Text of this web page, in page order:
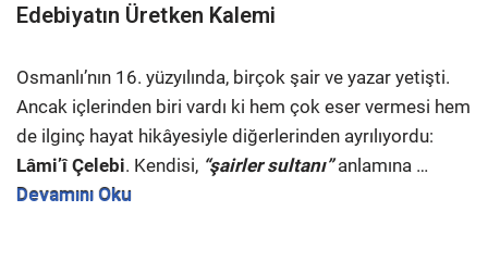
Edebiyatın Üretken Kalemi
Osmanlı’nın 16. yüzyılında, birçok şair ve yazar yetişti.
Ancak içlerinden biri vardı ki hem çok eser vermesi hem
de ilginç hayat hikâyesiyle diğerlerinden ayrılıyordu:
Lâmi’î Çelebi. Kendisi, “şairler sultanı”anlamına …
Devamını Oku